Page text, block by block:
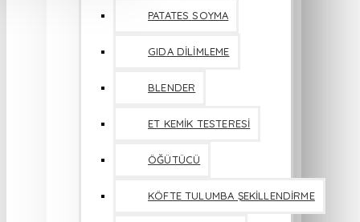
PATATES SOYMA
GIDA DİLİMLEME
BLENDER
ET KEMİK TESTERESİ
ÖĞÜTÜCÜ
KÖFTE TULUMBA ŞEKİLLENDİRME